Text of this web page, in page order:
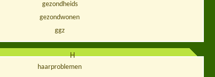
gezondheids
gezondwonen
ggz
H
haarproblemen